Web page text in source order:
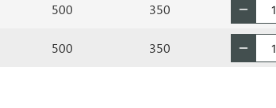
500 350
500 350